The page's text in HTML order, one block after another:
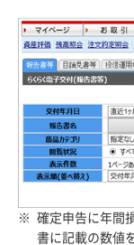
確定申告に年間
書に記載の数値